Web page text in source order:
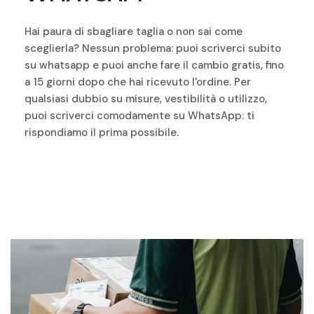
nella zona del petto impedisce alle correnti d'aria e
all'aria fredda di penetrare attraverso la cerniera,
mantenendo un microclima stabile all'interno della
Vestibilità regolabile e connessione sicura: La giacca
Bornholm può essere abbinata ai pantaloni Lyngby Air 2
utilizzando una cerniera di collegamento corta o lunga.
Tasche impermeabili: Due ampie tasche frontali sono
dotate di fodera in Gore-Tex indipendente e di chiusure
impermeabili, per garantire che i vostri oggetti di valore
rimangano completamente asciutti, anche in caso di
pioggia torrenziale.
Hai paura di sbagliare taglia o non sai come
sceglierla? Nessun problema: puoi scriverci subito
su whatsapp e puoi anche fare il cambio gratis, fino
a 15 giorni dopo che hai ricevuto l'ordine. Per
qualsiasi dubbio su misure, vestibilità o utilizzo,
puoi scriverci comodamente su WhatsApp: ti
rispondiamo il prima possibile.